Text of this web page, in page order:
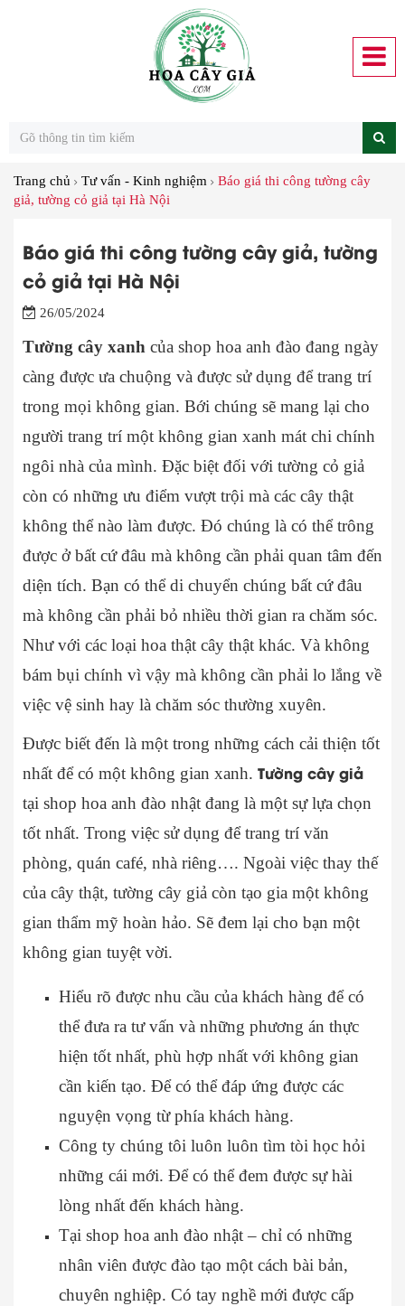
Trang chủ Tư vấn - Kinh nghiệm
Báo giá thi công tường cây
giả, tường cỏ giả tại Hà Nội
Báo giá thi công tường cây giả, tường
cỏ giả tại Hà Nội
26/05/2024
Tường cây xanh của shop hoa anh đào đang ngày
càng được ưa chuộng và được sử dụng để trang trí
trong mọi không gian. Bới chúng sẽ mang lại cho
người trang trí một không gian xanh mát chi chính
ngôi nhà của mình. Đặc biệt đối với tường cỏ giả
còn có những ưu điểm vượt trội mà các cây thật
không thể nào làm được. Đó chúng là có thể trông
được ở bất cứ đâu mà không cần phải quan tâm đến
diện tích. Bạn có thể di chuyển chúng bất cứ đâu
mà không cần phải bỏ nhiều thời gian ra chăm sóc.
Như với các loại hoa thật cây thật khác. Và không
bám bụi chính vì vậy mà không cần phải lo lắng về
việc vệ sinh hay là chăm sóc thường xuyên.
Được biết đến là một trong những cách cải thiện tốt
nhất để có một không gian xanh. Tường cây giả
tại shop hoa anh đào nhật đang là một sự lựa chọn
tốt nhất. Trong việc sử dụng để trang trí văn
phòng, quán café, nhà riêng…. Ngoài việc thay thế
của cây thật, tường cây giả còn tạo gia một không
gian thẩm mỹ hoàn hảo. Sẽ đem lại cho bạn một
không gian tuyệt vời.
Hiểu rõ được nhu cầu của khách hàng để có
thể đưa ra tư vấn và những phương án thực
hiện tốt nhất, phù hợp nhất với không gian
cần kiến tạo. Để có thể đáp ứng được các
nguyện vọng từ phía khách hàng.
Công ty chúng tôi luôn luôn tìm tòi học hỏi
những cái mới. Để có thể đem được sự hài
lòng nhất đến khách hàng.
Tại shop hoa anh đào nhật – chỉ có những
nhân viên được đào tạo một cách bài bản,
chuyên nghiệp. Có tay nghề mới được cấp